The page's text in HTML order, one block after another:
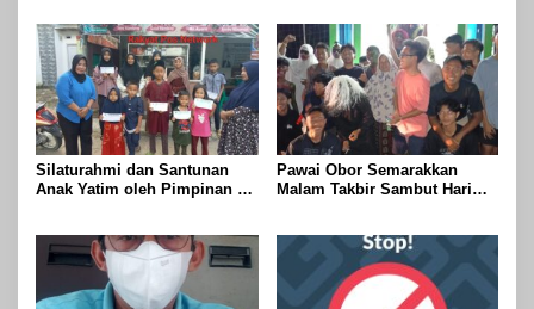
Taekwondo Championship
2026
Fitri 1447 H
Silaturahmi dan Santunan
Anak Yatim oleh Pimpinan PT
Pawai Obor Semarakkan
Malam Takbir Sambut Hari
Asam, Kecamatan Banjit